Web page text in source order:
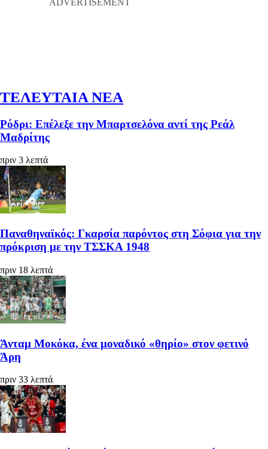
ΤΕΛΕΥΤΑΙΑ ΝΕΑ
Ρόδρι: Επέλεξε την Μπαρτσελόνα αντί της Ρεάλ
Μαδρίτης
πριν 3 λεπτά
Παναθηναϊκός: Γκαρσία παρόντος στη Σόφια για την
πρόκριση με την ΤΣΣΚΑ 1948
πριν 18 λεπτά
Άνταμ Μοκόκα, ένα μοναδικό «θηρίο» στον φετινό
Άρη
πριν 33 λεπτά